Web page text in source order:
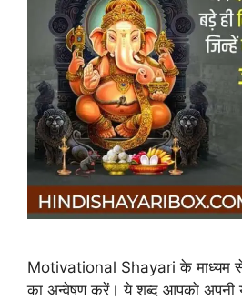
Motivational Shayari के माध्यम
का अन्वेषण करें। ये शब्द आपको अपनी